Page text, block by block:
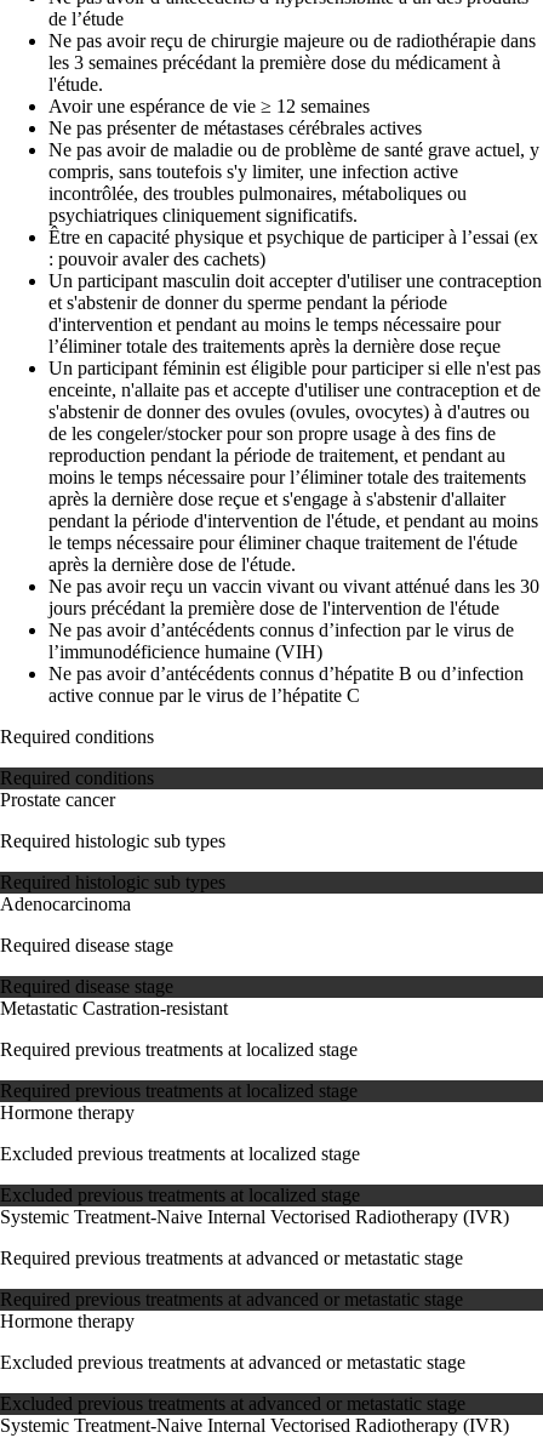
de l’étude
Ne pas avoir reçu de chirurgie majeure ou de radiothérapie dans
les 3 semaines précédant la première dose du médicament à
l'étude.
Avoir une espérance de vie ≥ 12 semaines
Ne pas présenter de métastases cérébrales actives
Ne pas avoir de maladie ou de problème de santé grave actuel, y
compris, sans toutefois s'y limiter, une infection active
incontrôlée, des troubles pulmonaires, métaboliques ou
psychiatriques cliniquement significatifs.
Être en capacité physique et psychique de participer à l’essai (ex
: pouvoir avaler des cachets)
Un participant masculin doit accepter d'utiliser une contraception
et s'abstenir de donner du sperme pendant la période
d'intervention et pendant au moins le temps nécessaire pour
l’éliminer totale des traitements après la dernière dose reçue
Un participant féminin est éligible pour participer si elle n'est pas
enceinte, n'allaite pas et accepte d'utiliser une contraception et de
s'abstenir de donner des ovules (ovules, ovocytes) à d'autres ou
de les congeler/stocker pour son propre usage à des fins de
reproduction pendant la période de traitement, et pendant au
moins le temps nécessaire pour l’éliminer totale des traitements
après la dernière dose reçue et s'engage à s'abstenir d'allaiter
pendant la période d'intervention de l'étude, et pendant au moins
le temps nécessaire pour éliminer chaque traitement de l'étude
après la dernière dose de l'étude.
Ne pas avoir reçu un vaccin vivant ou vivant atténué dans les 30
jours précédant la première dose de l'intervention de l'étude
Ne pas avoir d’antécédents connus d’infection par le virus de
l’immunodéficience humaine (VIH)
Ne pas avoir d’antécédents connus d’hépatite B ou d’infection
active connue par le virus de l’hépatite C
Required conditions
Required conditions
Prostate cancer
Required histologic sub types
Required histologic sub types
Adenocarcinoma
Required disease stage
Required disease stage
Metastatic Castration-resistant
Required previous treatments at localized stage
Required previous treatments at localized stage
Hormone therapy
Excluded previous treatments at localized stage
Excluded previous treatments at localized stage
Systemic Treatment-Naive Internal Vectorised Radiotherapy (IVR)
Required previous treatments at advanced or metastatic stage
Required previous treatments at advanced or metastatic stage
Hormone therapy
Excluded previous treatments at advanced or metastatic stage
Excluded previous treatments at advanced or metastatic stage
Systemic Treatment-Naive Internal Vectorised Radiotherapy (IVR)